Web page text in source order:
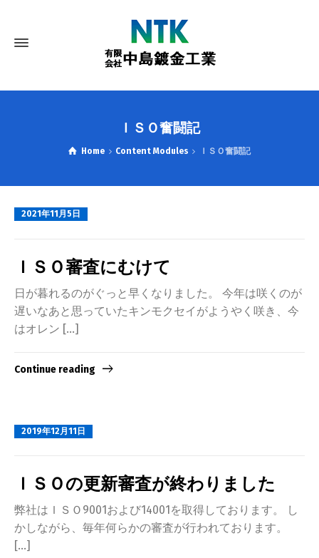
ＩＳＯ奮闘記
Home Content Modules ＩＳＯ奮闘記
2021年11月5日
ＩＳＯ審査にむけて
日が暮れるのがぐっと早くなりました。 今年は咲くのが
遅いなあと思っていたキンモクセイがようやく咲き、今
はオレン […]
Continue reading
2019年12月11日
ＩＳＯの更新審査が終わりました
弊社はＩＳＯ9001および14001を取得しております。 し
かしながら、毎年何らかの審査が行われております。
[…]